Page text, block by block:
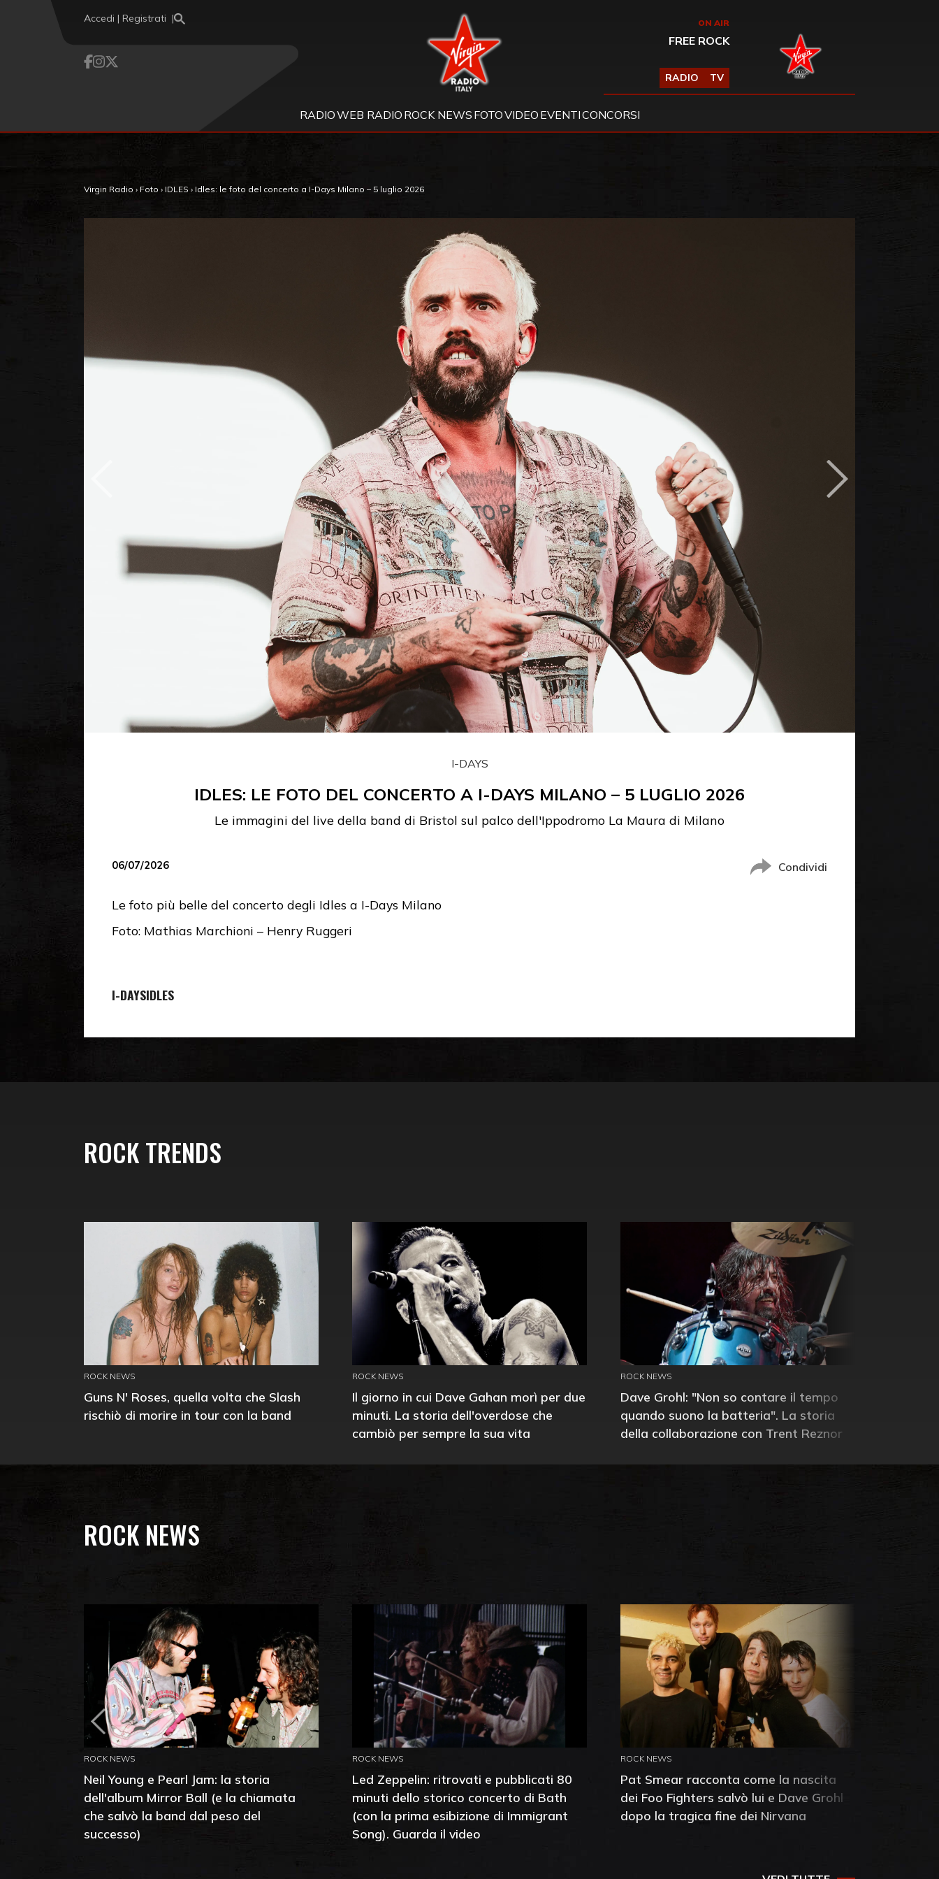
Accedi | Registrati Virgin Radio ON AIR
FREE ROCK
RADIO TV
RADIOWEB RADIO ROCK NEWS FOTOVIDEO EVENTICONCORSI
Virgin Radio › Foto › IDLES › Idles: le foto del concerto a I-Days Milano – 5 luglio 2026
I-DAYS
IDLES: LE FOTO DEL CONCERTO A I-DAYS MILANO – 5 LUGLIO 2026
Le immagini del live della band di Bristol sul palco dell'Ippodromo La Maura di Milano
06/07/2026 Condividi
Le foto più belle del concerto degli Idles a I-Days Milano
Foto: Mathias Marchioni – Henry Ruggeri
I-DAYSIDLES
ROCK TRENDS
ROCK NEWS
Guns N' Roses, quella volta che Slash
rischiò di morire in tour con la band
ROCK NEWS
Il giorno in cui Dave Gahan morì per due
minuti. La storia dell'overdose che
cambiò per sempre la sua vita
ROCK NEWS
Dave Grohl: "Non so contare il tempo
quando suono la batteria". La storia
della collaborazione con Trent Reznor
ROCK NEWS
ROCK NEWS
Neil Young e Pearl Jam: la storia
dell'album Mirror Ball (e la chiamata
che salvò la band dal peso del
successo)
ROCK NEWS
Led Zeppelin: ritrovati e pubblicati 80
minuti dello storico concerto di Bath
(con la prima esibizione di Immigrant
Song). Guarda il video
ROCK NEWS
Pat Smear racconta come la nascita
dei Foo Fighters salvò lui e Dave Grohl
dopo la tragica fine dei Nirvana